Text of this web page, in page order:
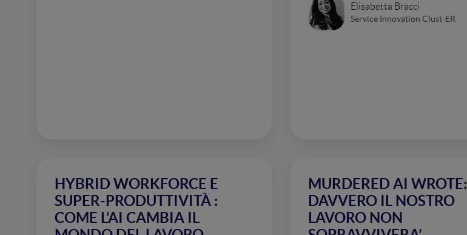
Elisabetta Bracci
Service Innovation Clust-ER
HYBRID WORKFORCE E
SUPER-PRODUTTIVITÀ :
COME L’AI CAMBIA IL
MURDERED AI WROTE:
DAVVERO IL NOSTRO
LAVORO NON